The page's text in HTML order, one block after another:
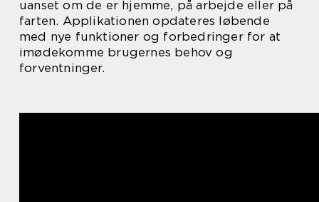
uanset om de er hjemme, på arbejde eller på
farten. Applikationen opdateres løbende
med nye funktioner og forbedringer for at
imødekomme brugernes behov og
forventninger.